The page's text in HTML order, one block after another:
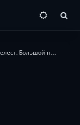
Шелест. Большой передел